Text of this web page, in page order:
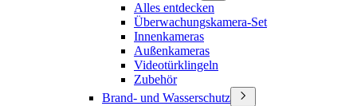
Alles entdecken
Überwachungskamera-Set
Innenkameras
Außenkameras
Videotürklingeln
Zubehör
Brand- und Wasserschutz